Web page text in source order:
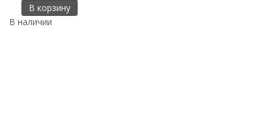
В корзину
В наличии